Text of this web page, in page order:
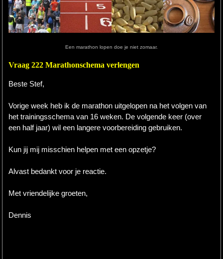
Hardlopen
Een marathon lopen doe je niet zomaar.
Vraag 222 Marathonschema verlengen
Beste Stef,
Vorige week heb ik de marathon uitgelopen na het volgen van
het trainingsschema van 16 weken. De volgende keer (over
een half jaar) wil een langere voorbereiding gebruiken.
Kun jij mij misschien helpen met een opzetje?
Alvast bedankt voor je reactie.
Met vriendelijke groeten,
Dennis